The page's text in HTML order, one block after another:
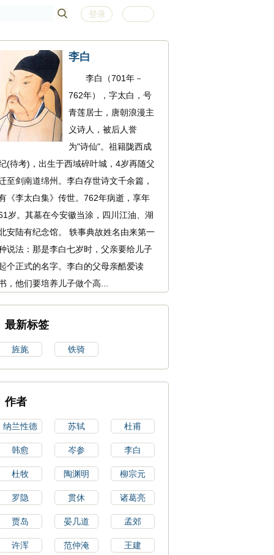
登录
李白
李白（701年－
762年），字太白，号
青莲居士，唐朝浪漫主
义诗人，被后人誉
为"诗仙"。祖籍陇西成
(待考)，出生于西域碎叶城，4岁再随父
至剑南道绵州。李白存世诗文千余篇，
《李太白集》传世。762年病逝，享年
岁。其墓在今安徽当涂，四川江油、湖
安陆有纪念馆。 轶事典故姓名由来第一
说法：那是李白七岁时，父亲要给儿子
个正式的名字。李白的父母亲酷爱读
，他们要培养儿子做个高...
最新标签
旌旄 铁骑
作者
纳兰性德 苏轼 杜甫
韩愈 岑参 李白
杜牧 陶渊明 柳宗元
罗隐 贯休 诸葛亮
贾岛 晏几道 孟郊
许浑 范仲淹 王建